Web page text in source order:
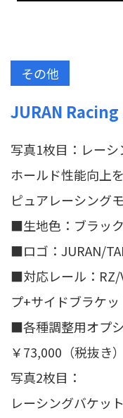
その他
JURAN Racing
写真1枚目：レー
ホールド性能向上
ピュアレーシング
■生地色：ブラッ
■ロゴ：JURAN/
■対応レール：RZ/
プ+サイドブラケッ
■各種調整用オプ
￥73,000（税抜き
写真2枚目：
レーシングバケッ